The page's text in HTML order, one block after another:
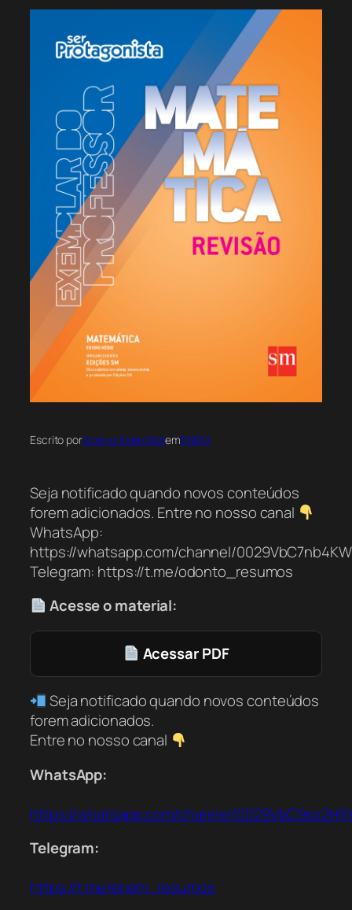
Escrito porAcervo Index BotemENEM
Seja notificado quando novos conteúdos
forem adicionados. Entre no nosso canal
WhatsApp:
https://whatsapp.com/channel/
Telegram: https://t.me/odonto_resumos
Acesse o material:
Acessar PDF
Seja notificado quando novos conteúdos
forem adicionados.
Entre no nosso canal
WhatsApp:
https://whatsapp.com/channel/
Telegram:
https://t.me/enem_resumos